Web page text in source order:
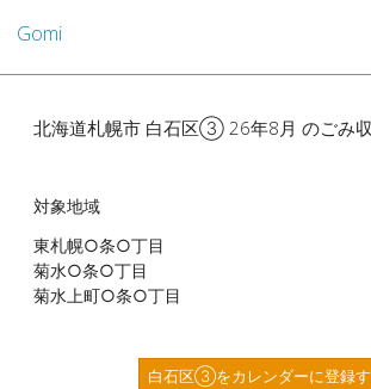
Gomi
北海道札幌市 白石区③ 26年8月 のごみ
対象地域
東札幌○条○丁目
菊水○条○丁目
菊水上町○条○丁目
白石区③をカレンダーに登録